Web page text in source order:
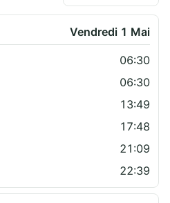
Vendredi 1 Mai
06:30
06:30
13:49
17:48
21:09
22:39